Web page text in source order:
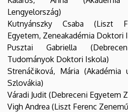
Lengyelország)
Kutnyánszky Csaba (Liszt
Egyetem, Zeneakadémia Doktori
Pusztai Gabriella
Tudományok Doktori Iskola)
Strenáčiková, Mária (Akadémia
Szlovákia)
Váradi Judit (Debreceni Egyetem
Vigh Andrea (Liszt Ferenc